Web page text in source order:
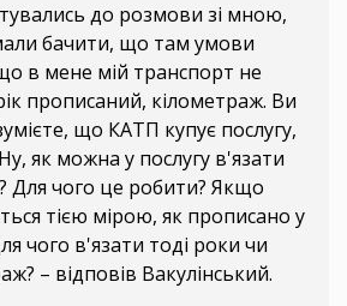
до розмови зі мною,
бачити, що там умови
в мене мій транспорт не
прописаний, кілометраж. Ви
що КАТП купує послугу,
як можна у послугу в'язати
Для чого це робити? Якщо
тією мірою, як прописано у
чого в'язати тоді роки чи
– відповів Вакулінський.